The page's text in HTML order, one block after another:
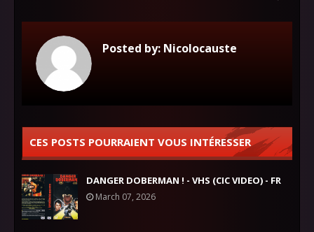
Posted by: Nicolocauste
CES POSTS POURRAIENT VOUS INTÉRESSER
DANGER DOBERMAN ! - VHS (CIC VIDEO) - FR
March 07, 2026